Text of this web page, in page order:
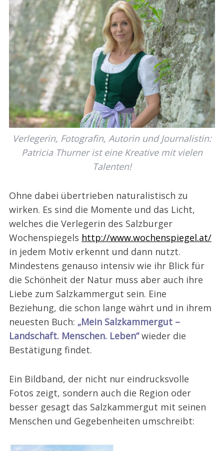
Verlegerin, Fotografin, Autorin und Journalistin:
Patricia Thurner ist eine Kreative mit vielen
Talenten!
Ohne dabei übertrieben naturalistisch zu
wirken. Es sind die Momente und das Licht,
welches die Verlegerin des Salzburger
Wochenspiegels http://www.wochenspiegel.at/
in jedem Motiv erkennt und dann nutzt.
Mindestens genauso intensiv wie ihr Blick für
die Schönheit der Natur muss aber auch ihre
Liebe zum Salzkammergut sein. Eine
Beziehung, die schon lange währt und in ihrem
neuesten Buch: „Mein Salzkammergut –
Landschaft. Menschen. Leben“ wieder die
Bestätigung findet.
Ein Bildband, der nicht nur eindrucksvolle
Fotos zeigt, sondern auch die Region oder
besser gesagt das Salzkammergut mit seinen
Menschen und Gegebenheiten umschreibt: